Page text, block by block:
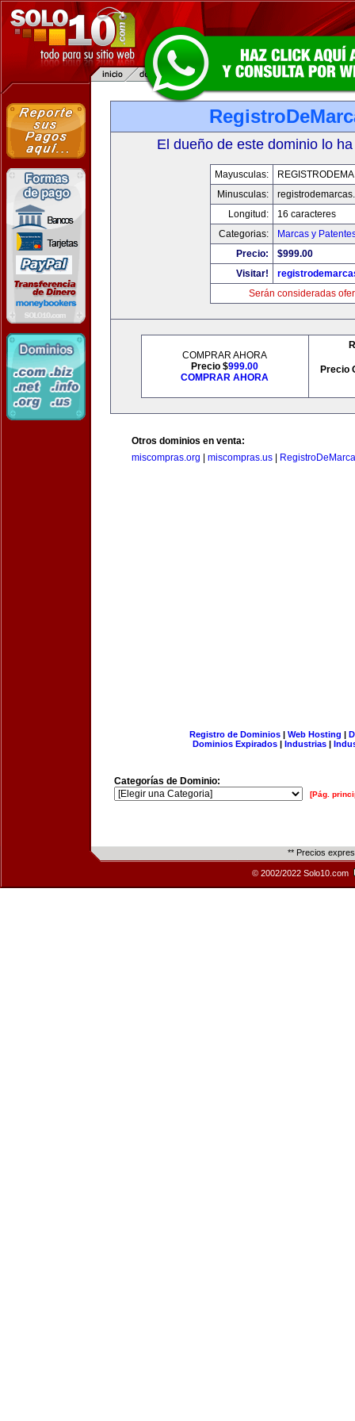
El dueño de este dominio lo
Mayusculas:
Minusculas:
Longitud:
16 caracteres
Categorias:
Marcas y
Precio:
$999.00
Visitar!
Serán consideradas
COMPRAR AHORA
Precio $999.00
COMPRAR AHORA
Precio
Otros dominios en venta:
miscompras.org
miscompras.us
Registro de Dominios| Web Hosting |
Dominios Expirados | Industrias |
Categorías de Dominio:
[Pág.
** Precios
© 2002/2022 Solo10.com